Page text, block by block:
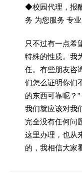
◆校园代理，报
务 为您服务 专
只不过有一点希
特殊的性质。我
任。有些朋友咨
们怎么证明你们
的东西可靠呢？
我们就应该对我
完全没有任何问
这里办理，也从
的，我相信大家